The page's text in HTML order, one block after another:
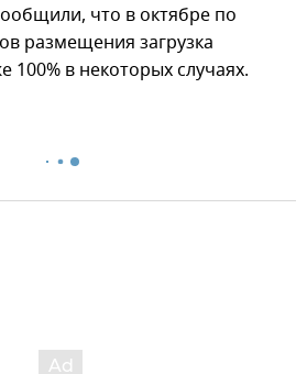
что в октябре по
размещения загрузка
100% в некоторых случаях.